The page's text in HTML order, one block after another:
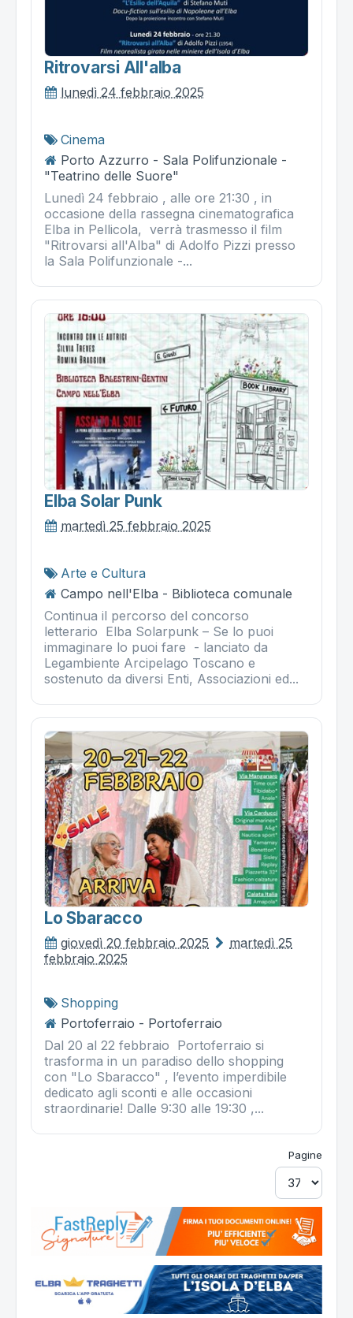
Ritrovarsi All'alba
lunedì 24 febbraio 2025
Cinema
Porto Azzurro - Sala Polifunzionale -
"Teatrino delle Suore"
Lunedì 24 febbraio , alle ore 21:30 , in
occasione della rassegna cinematografica
Elba in Pellicola, verrà trasmesso il film
"Ritrovarsi all'Alba" di Adolfo Pizzi presso
la Sala Polifunzionale -...
Elba Solar Punk
martedì 25 febbraio 2025
Arte e Cultura
Campo nell'Elba - Biblioteca comunale
Continua il percorso del concorso
letterario Elba Solarpunk – Se lo puoi
immaginare lo puoi fare - lanciato da
Legambiente Arcipelago Toscano e
sostenuto da diversi Enti, Associazioni ed...
Lo Sbaracco
giovedì 20 febbraio 2025
martedì 25
febbraio 2025
Shopping
Portoferraio - Portoferraio
Dal 20 al 22 febbraio Portoferraio si
trasforma in un paradiso dello shopping
con "Lo Sbaracco" , l’evento imperdibile
dedicato agli sconti e alle occasioni
straordinarie! Dalle 9:30 alle 19:30 ,...
Pagine